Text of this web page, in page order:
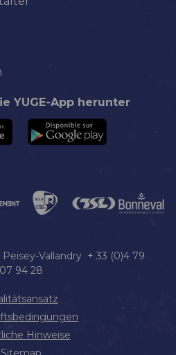
YUGE-App herunter
Vallandry + 33 (0)4 79
07 94 28
Hinweise